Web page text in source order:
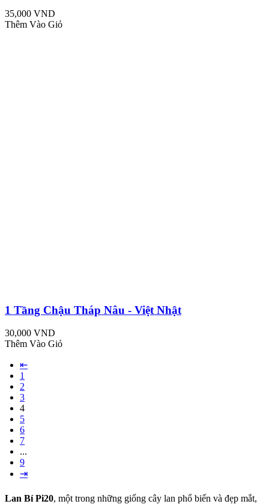
35,000 VND
Thêm Vào Giỏ
1 Tầng Chậu Tháp Nâu - Việt Nhật
30,000 VND
Thêm Vào Giỏ
⇤
1
2
3
4
5
6
7
...
9
⇥
Lan Bí Pi20, một trong những giống cây lan phổ biến và đẹp mắt,